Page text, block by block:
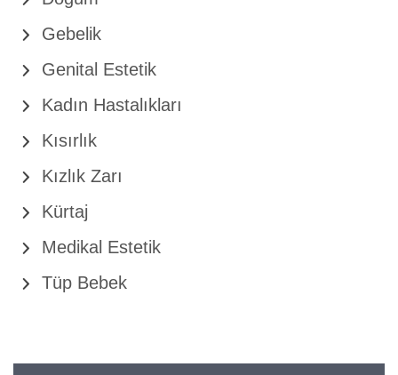
Gebelik
Genital Estetik
Kadın Hastalıkları
Kısırlık
Kızlık Zarı
Kürtaj
Medikal Estetik
Tüp Bebek